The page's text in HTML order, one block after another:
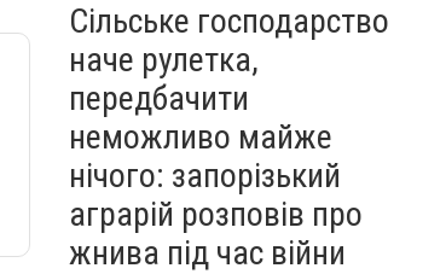
Сільське господарство
наче рулетка,
передбачити
неможливо майже
нічого: запорізький
аграрій розповів про
жнива під час війни